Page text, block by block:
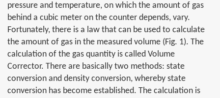
pressure and temperature, on which the amount of gas
behind a cubic meter on the counter depends, vary.
Fortunately, there is a law that can be used to calculate
the amount of gas in the measured volume (Fig. 1). The
calculation of the gas quantity is called Volume
Corrector. There are basically two methods: state
conversion and density conversion, whereby state
conversion has become established. The calculation is